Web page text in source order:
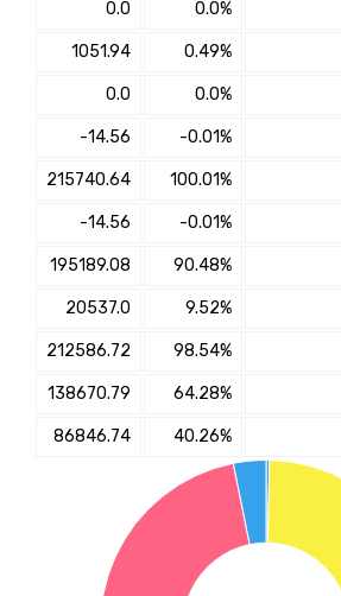
0.0%
0.0
0.49%
1051.94
0.0%
0.0
-0.01%
-14.56
100.01%
215740.64
-0.01%
-14.56
90.48%
195189.08
9.52%
20537.0
98.54%
212586.72
64.28%
138670.79
40.26%
86846.74